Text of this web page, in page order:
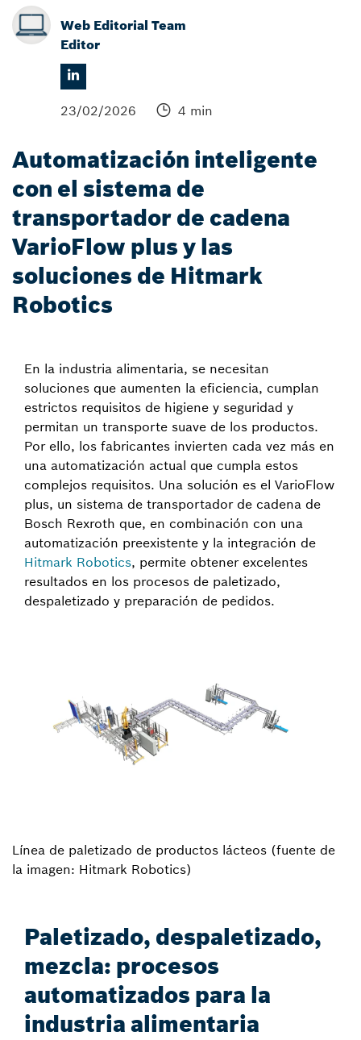
Web Editorial Team
Editor
23/02/2026 4 min
Automatización inteligente
con el sistema de
transportador de cadena
VarioFlow plus y las
soluciones de Hitmark
Robotics
En la industria alimentaria, se necesitan
soluciones que aumenten la eficiencia, cumplan
estrictos requisitos de higiene y seguridad y
permitan un transporte suave de los productos.
Por ello, los fabricantes invierten cada vez más en
una automatización actual que cumpla estos
complejos requisitos. Una solución es el VarioFlow
plus, un sistema de transportador de cadena de
Bosch Rexroth que, en combinación con una
automatización preexistente y la integración de
Hitmark Robotics, permite obtener excelentes
resultados en los procesos de paletizado,
despaletizado y preparación de pedidos.
Línea de paletizado de productos lácteos (fuente de
la imagen: Hitmark Robotics)
Paletizado, despaletizado,
mezcla: procesos
automatizados para la
industria alimentaria